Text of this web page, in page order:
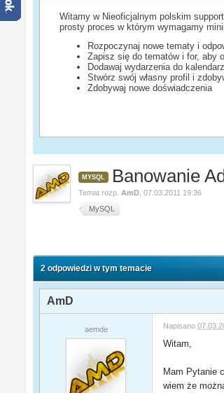
Witamy w Nieoficjalnym polskim
prosty proces w którym wymagamy
Rozpoczynaj nowe tematy i
Zapisz się do tematów i for, aby
Dodawaj wydarzenia do
Stwórz swój własny profil i
Zdobywaj nowe doświadczenia
MYSQL Banowanie
Temat rozp. AmD ,07.03.2011 19:36
MySQL
2 odpowiedzi w tym temacie
AmD
aemde Napisano
Witam,
Mam Pytanie
wiem że